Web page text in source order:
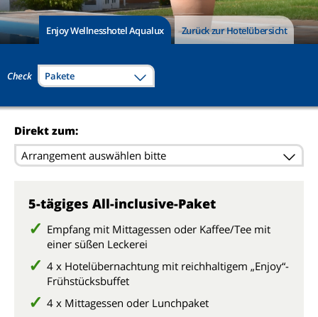
Enjoy Wellnesshotel Aqualux Zurück zur Hotelübersicht
Check Pakete
Direkt zum:
Arrangement auswählen bitte
5-tägiges All-inclusive-Paket
Empfang mit Mittagessen oder Kaffee/Tee mit
einer süßen Leckerei
4 x Hotelübernachtung mit reichhaltigem „Enjoy“-
Frühstücksbuffet
4 x Mittagessen oder Lunchpaket